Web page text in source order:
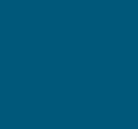
ДЛЯ
АНГЛІЇ,